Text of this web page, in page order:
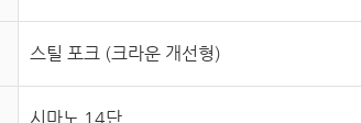
스틸 포크 (크라운 개선형)
시마노 14단